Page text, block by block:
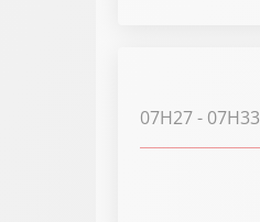
07H27- 07H33